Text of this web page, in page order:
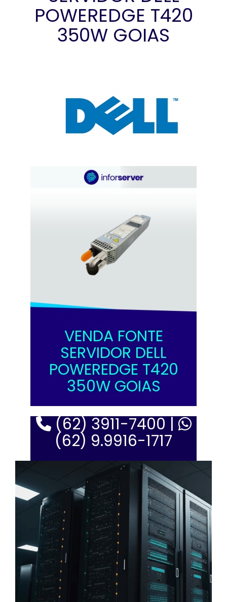
POWEREDGE T420
350W GOIAS
VENDA FONTE
SERVIDOR DELL
POWEREDGE T420
350W GOIAS
(62) 3911-7400 |
(62) 9.9916-1717